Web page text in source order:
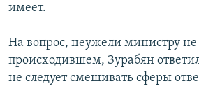
имеет.
На вопрос, неужели министру не
происходившем, Зурабян
не следует смешивать сферы